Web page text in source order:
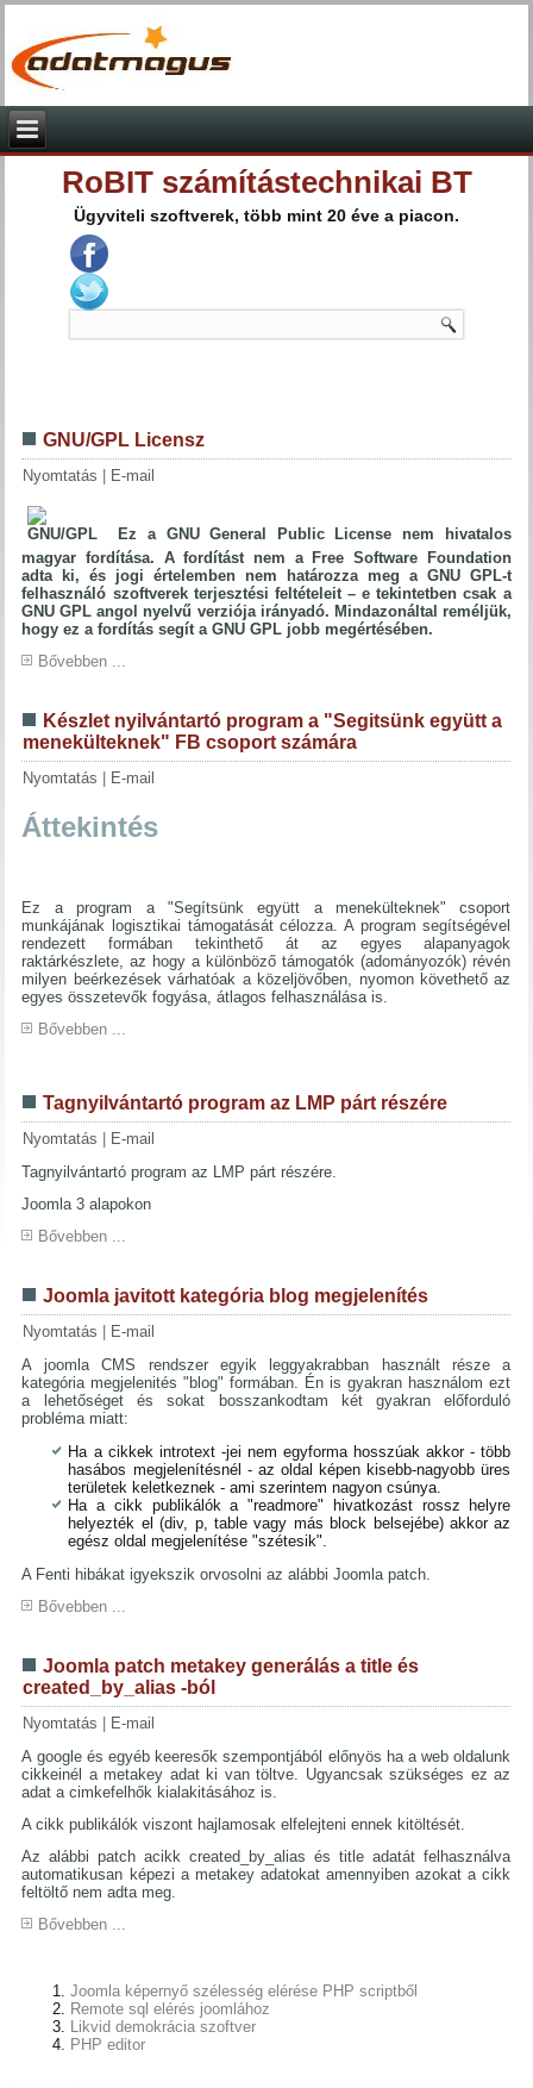
RoBIT számítástechnikai BT
Ügyviteli szoftverek, több mint 20 éve a piacon.
GNU/GPL Licensz
Nyomtatás E-mail
Ez a GNU General Public License nem hivatalos
magyar fordítása. A fordítást nem a Free Software Foundation
adta ki, és jogi értelemben nem határozza meg a GNU GPL-t
felhasználó szoftverek terjesztési feltételeit – e tekintetben csak a
GNU GPL angol nyelvű verziója irányadó. Mindazonáltal reméljük,
hogy ez a fordítás segít a GNU GPL jobb megértésében.
Bővebben ...
Készlet nyilvántartó program a "Segitsünk együtt a
menekülteknek" FB csoport számára
Nyomtatás E-mail
Áttekintés
Ez a program a "Segítsünk együtt a menekülteknek" csoport
munkájának logisztikai támogatását célozza. A program segítségével
rendezett formában tekinthető át az egyes alapanyagok
raktárkészlete, az hogy a különböző támogatók (adományozók) révén
milyen beérkezések várhatóak a közeljövőben, nyomon követhető az
egyes összetevők fogyása, átlagos felhasználása is.
Bővebben ...
Tagnyilvántartó program az LMP párt részére
Nyomtatás
E-mail
Tagnyilvántartó program az LMP párt részére.
Joomla 3 alapokon
Bővebben ...
Joomla javitott kategória blog megjelenítés
Nyomtatás
E-mail
A joomla CMS rendszer egyik leggyakrabban használt része a
kategória megjelenités "blog" formában. Én is gyakran használom ezt
a lehetőséget és sokat bosszankodtam két gyakran előforduló
probléma miatt:
Ha a cikkek introtext -jei nem egyforma hosszúak akkor - több
hasábos megjelenítésnél - az oldal képen kisebb-nagyobb üres
területek keletkeznek - ami szerintem nagyon csúnya.
Ha a cikk publikálók a "readmore" hivatkozást rossz helyre
helyezték el (div, p, table vagy más block belsejébe) akkor az
egész oldal megjelenítése "szétesik".
A Fenti hibákat igyekszik orvosolni az alábbi Joomla patch.
Bővebben ...
Joomla patch metakey generálás a title és
created_by_alias -ból
Nyomtatás
E-mail
A google és egyéb keeresők szempontjából előnyös ha a web oldalunk
cikkeinél a metakey adat ki van töltve. Ugyancsak szükséges ez az
adat a cimkefelhők kialakitásához is.
A cikk publikálók viszont hajlamosak elfelejteni ennek kitöltését.
Az alábbi patch acikk created_by_alias és title adatát felhasználva
automatikusan képezi a metakey adatokat amennyiben azokat a cikk
feltöltő nem adta meg.
Bővebben ...
Joomla képernyő szélesség elérése PHP scriptből
Remote sql elérés joomlához
Likvid demokrácia szoftver
PHP editor